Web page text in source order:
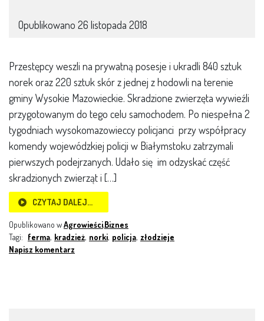
Opublikowano 26 listopada 2018
Przestępcy weszli na prywatną posesje i ukradli 840 sztuk
norek oraz 220 sztuk skór z jednej z hodowli na terenie
gminy Wysokie Mazowieckie. Skradzione zwierzęta wywieźli
przygotowanym do tego celu samochodem. Po niespełna 2
tygodniach wysokomazowieccy policjanci przy współpracy
komendy wojewódzkiej policji w Białymstoku zatrzymali
pierwszych podejrzanych. Udało się im odzyskać część
skradzionych zwierząt i […]
CZYTAJ DALEJ…
Opublikowano wAgrowieści,Biznes
Tagi: ferma, kradzież, norki, policja, złodzieje
Napisz komentarz